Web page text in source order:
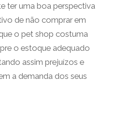
ter uma boa perspectiva
de não comprar em
o pet shop costuma
o estoque adequado
assim prejuízos e
a demanda dos seus